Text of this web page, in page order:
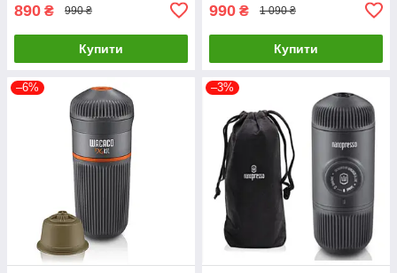
890 ₴ 990 ₴
Купити
990 ₴ 1 090 ₴
Купити
–6% –3%